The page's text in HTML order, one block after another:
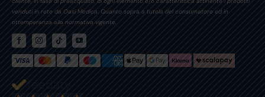
venduti in rete da Oasi Medica. Quanto sopra a tutela del consumatore ed in
ottemperanza alla normativa vigente.